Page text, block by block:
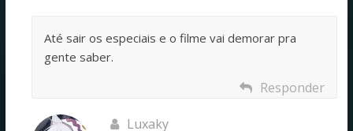
Até sair os especiais e o filme vai demorar pra
gente saber.
Responder
Luxaky